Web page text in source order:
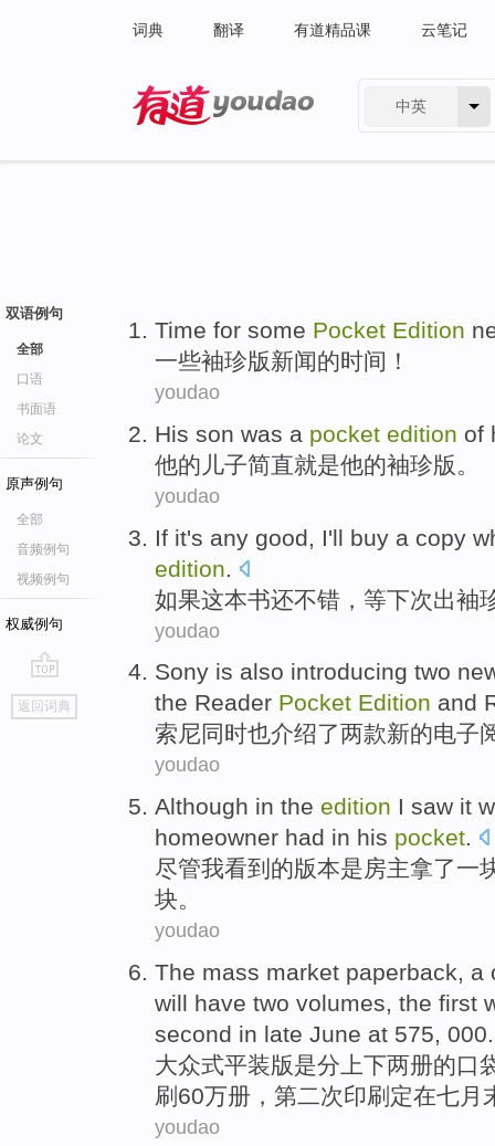
词典 翻译 有道精品课 云笔记
中英
双语例句
全部
口语
书面语
论文
原声例句
全部
音频例句
视频例句
权威例句
go
top
返回词典
Time for some Pocket Edition
一些袖珍版新闻的时间 ！
youdao
His son was a pocket edition of
他的 儿子简直就是他的袖珍版。
youdao
If it's any good I'll buy a copy
edition
如果这本书还不错 ，等下次出袖
youdao
Sony is also introducing two
the Reader Pocket Edition and
索尼同时也介绍了两款新的电子
youdao
Although in the edition I saw it
homeowner had in his pocket.
尽管我看到 的版本是房主拿了一
块。
youdao
The mass market paperback, a
will have two volumes, the first
second in late June at 575, 000.
大众式平装版是分上下两册的口
刷 60万册， 第二次印刷定在七月
youdao